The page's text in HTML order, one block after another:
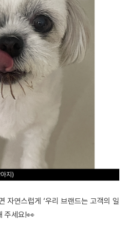
자연스럽게 ‘우리 브랜드는 고객의 일
주세요!👀